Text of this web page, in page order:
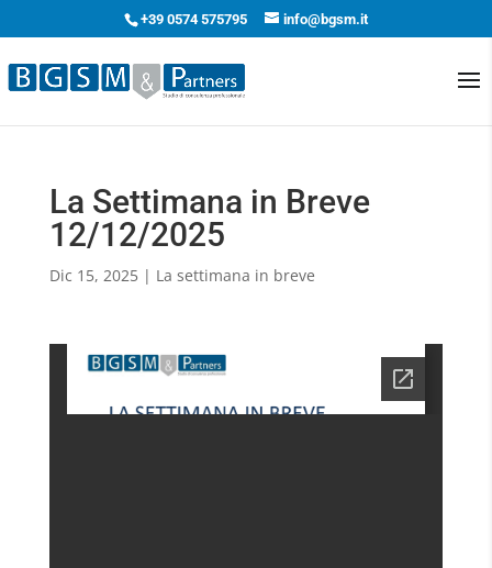
+39 0574 575795 info@bgsm.it
La Settimana in Breve
12/12/2025
Dic 15, 2025| La settimana in breve